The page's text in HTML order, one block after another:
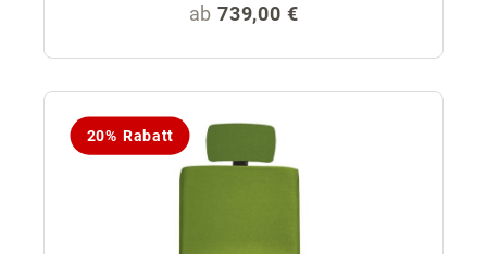
Regulärer Preis:
ab 739,00 €
20% Rabatt